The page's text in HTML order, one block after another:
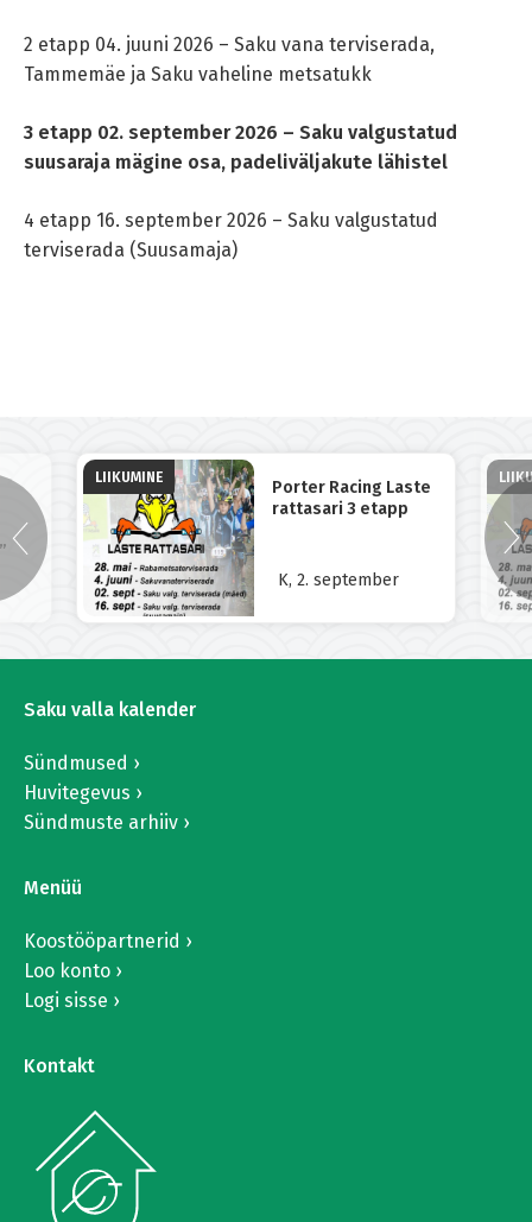
2 etapp 04. juuni 2026 – Saku vana terviserada,
Tammemäe ja Saku vaheline metsatukk
3 etapp 02. september 2026 – Saku valgustatud
suusaraja mägine osa, padeliväljakute lähistel
4 etapp 16. september 2026 – Saku valgustatud
terviserada (Suusamaja)
LIIKUMINE
Porter Racing Laste
rattasari 3 etapp
K, 2. september
Saku valla kalender
Sündmused
Huvitegevus
Sündmuste arhiiv
Menüü
Koostööpartnerid
Loo konto
Logi sisse
Kontakt